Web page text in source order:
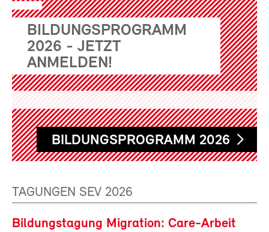
BILDUNGSPROGRAMM
2026 - JETZT
ANMELDEN!
BILDUNGSPROGRAMM 2026
TAGUNGEN SEV 2026
Bildungstagung Migration: Care-Arbeit